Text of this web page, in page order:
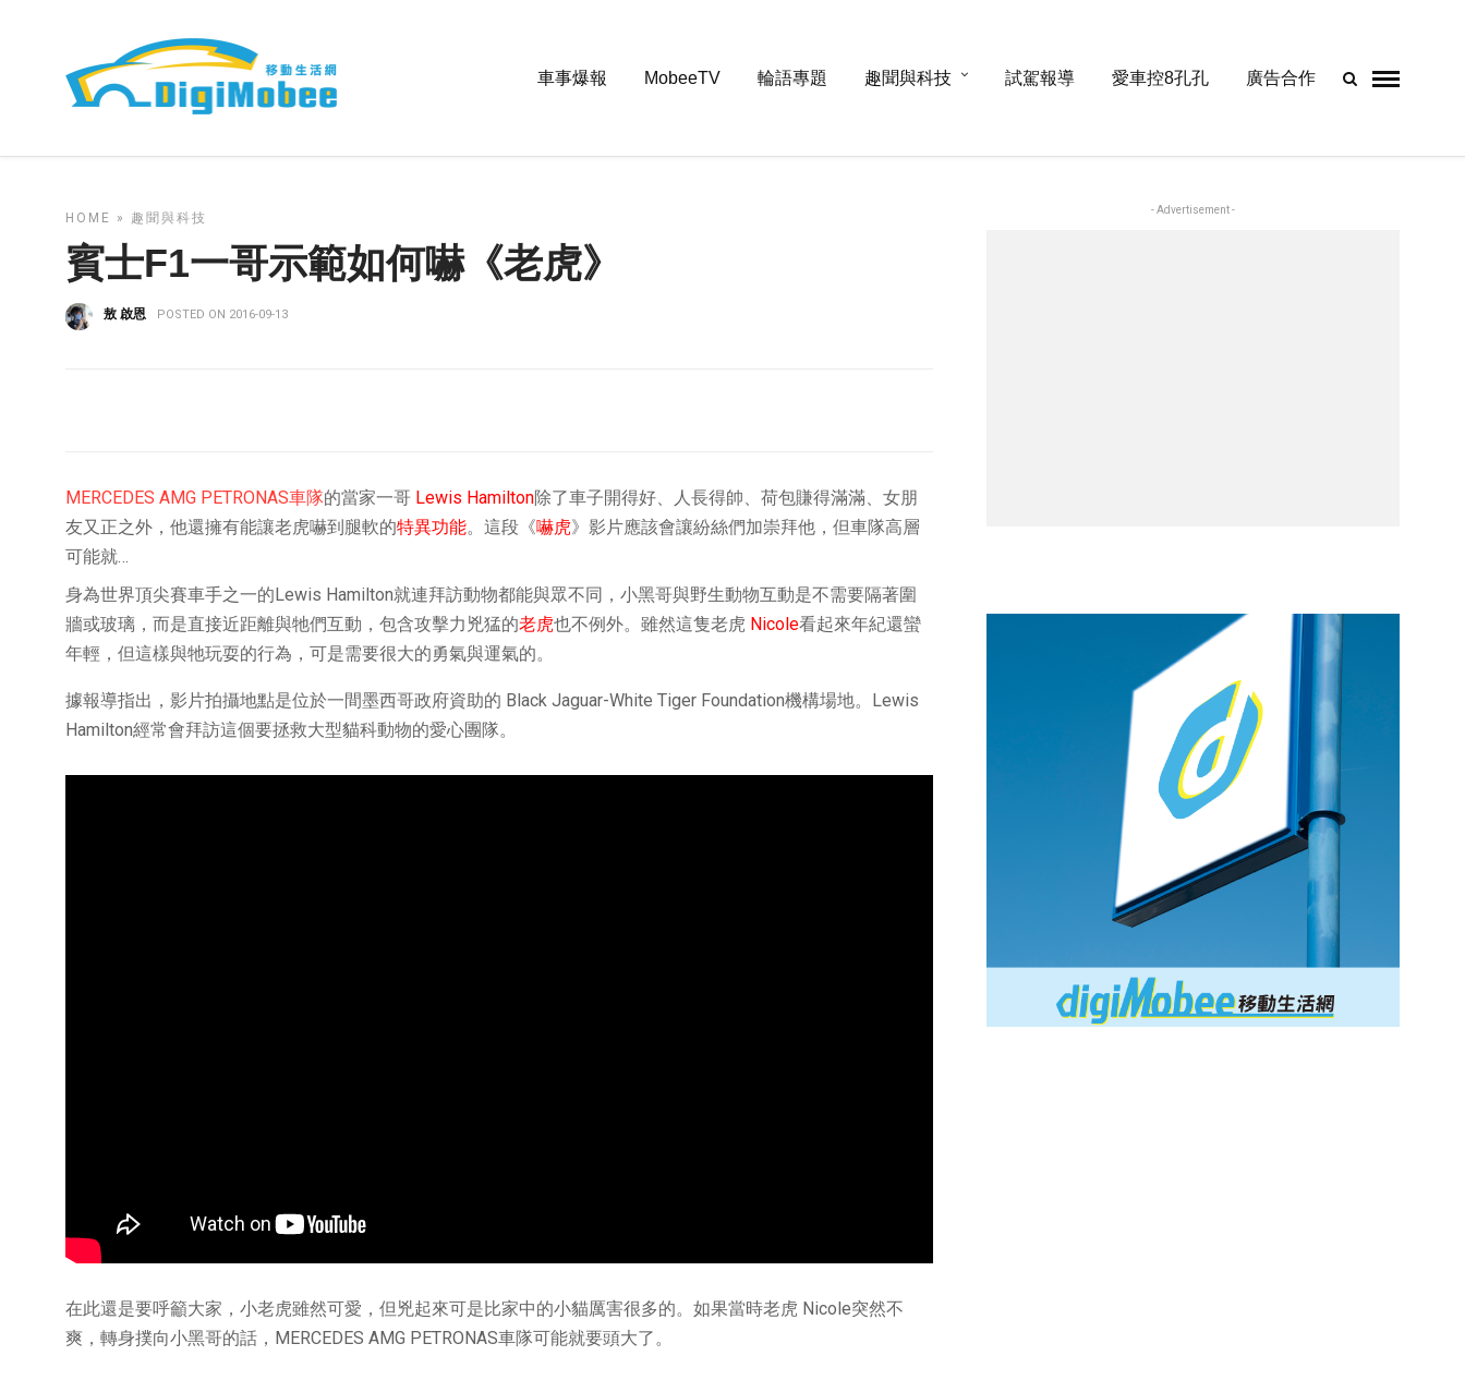
車事爆報 MobeeTV 輪語專題 趣聞與科技 試駕報導 愛車控8孔孔 廣告合作
HOME » 趣聞與科技
賓士F1一哥示範如何嚇《老虎》
敖 啟恩 POSTED ON 2016-09-13
MERCEDES AMG PETRONAS車隊的當家一哥 Lewis Hamilton除了車子開得好、人長得帥、荷包賺得滿滿、女朋
友又正之外，他還擁有能讓老虎嚇到腿軟的特異功能。這段《嚇虎》影片應該會讓紛絲們加崇拜他，但車隊高層
可能就…
身為世界頂尖賽車手之一的Lewis Hamilton就連拜訪動物都能與眾不同，小黑哥與野生動物互動是不需要隔著圍
牆或玻璃，而是直接近距離與牠們互動，包含攻擊力兇猛的老虎也不例外。雖然這隻老虎 Nicole看起來年紀還蠻
年輕，但這樣與牠玩耍的行為，可是需要很大的勇氣與運氣的。
據報導指出，影片拍攝地點是位於一間墨西哥政府資助的 Black Jaguar-White Tiger Foundation機構場地。Lewis
Hamilton經常會拜訪這個要拯救大型貓科動物的愛心團隊。
在此還是要呼籲大家，小老虎雖然可愛，但兇起來可是比家中的小貓厲害很多的。如果當時老虎 Nicole突然不
爽，轉身撲向小黑哥的話，MERCEDES AMG PETRONAS車隊可能就要頭大了。
- Advertisement -